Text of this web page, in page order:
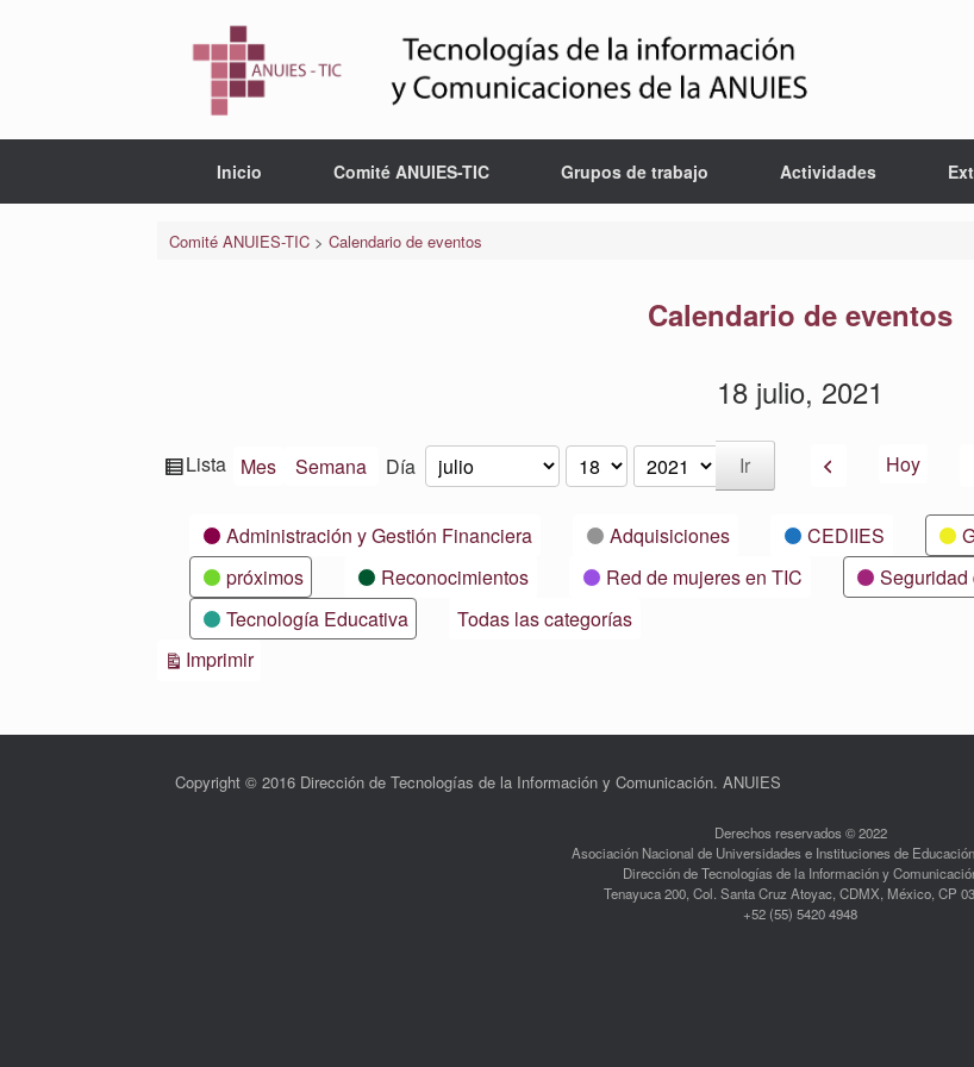
Inicio Comité ANUIES-TIC Grupos de trabajo Actividades
Comité ANUIES-TIC> Calendario de eventos
Calendario de eventos
18 julio, 2021
Ver
Lista Mes Semana Día Mes
Día
Año AnteriorHoy
CategoríasAdministración y Gestión Financiera Adquisiciones CEDIIES
próximos
Reconocimientos Red de mujeres en TIC Seguridad
Tecnología Educativa
Todas las categorías
ImprimirVistas
Copyright © 2016 Dirección de Tecnologías de la Información y Comunicación. ANUIES
Derechos reservados © 2022
Asociación Nacional de Universidades e Instituciones de
Dirección de Tecnologías de la Información y
Tenayuca 200, Col. Santa Cruz Atoyac, CDMX, México, CP
+52 (55) 5420 4948